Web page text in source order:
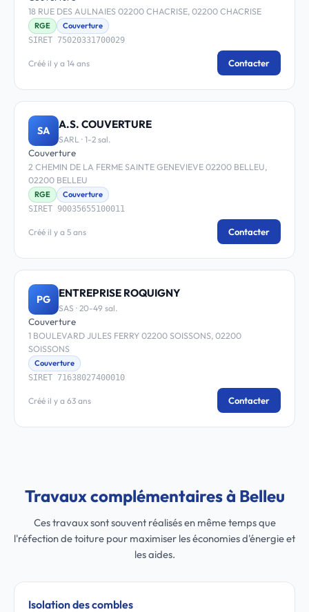
18 RUE DES AULNAIES 02200 CHACRISE, 02200 CHACRISE
RGE
Couverture
SIRET 75020331700029
Créé il y a 14 ans Contacter
SA A.S. COUVERTURE
SARL · 1-2 sal.
Couverture
2 CHEMIN DE LA FERME SAINTE GENEVIEVE 02200 BELLEU,
02200 BELLEU
RGE
Couverture
SIRET 90035655100011
Créé il y a 5 ans Contacter
PG ENTREPRISE ROQUIGNY
SAS · 20-49 sal.
Couverture
1 BOULEVARD JULES FERRY 02200 SOISSONS, 02200
SOISSONS
Couverture
SIRET 71638027400010
Créé il y a 63 ans Contacter
Travaux complémentaires à Belleu
Ces travaux sont souvent réalisés en même temps que
l'réfection de toiture pour maximiser les économies d'énergie et
les aides.
Isolation des combles